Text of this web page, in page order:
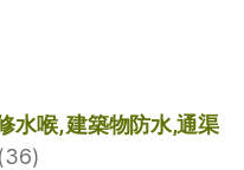
水喉, 建築物防水,通渠